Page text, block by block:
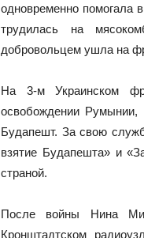
одновременно помогала
трудилась на
добровольцем ушла на
На 3-м Украинском
освобождении Румынии,
Будапешт. За свою
взятие Будапешта» и
страной.
После войны Нина
Кронштадтском